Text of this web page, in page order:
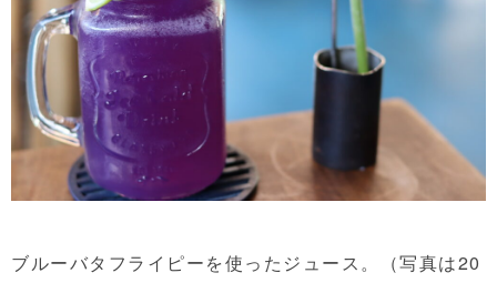
ブルーバタフライピーを使ったジュース。（写真は20